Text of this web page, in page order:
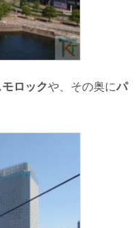
ロックや、その奥にパ